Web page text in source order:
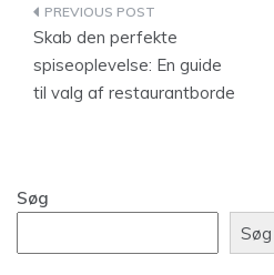
Indlægsnavigation
Skab den perfekte
spiseoplevelse: En guide
til valg af restaurantborde
Søg
Søg